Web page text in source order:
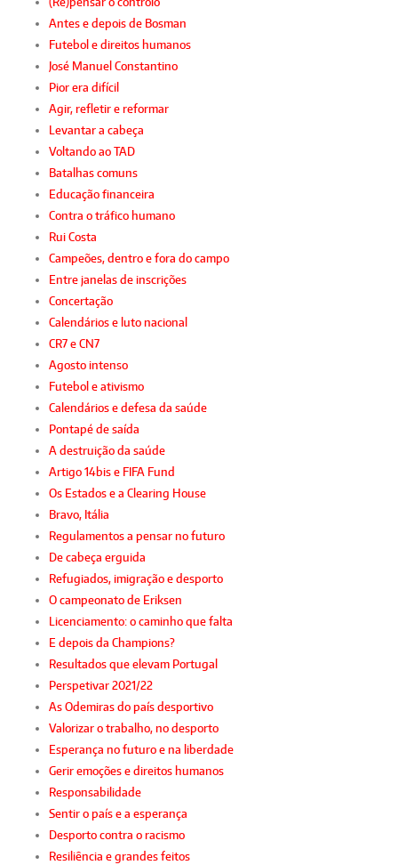
Antes e depois de Bosman
Futebol e direitos humanos
José Manuel Constantino
Pior era difícil
Agir, refletir e reformar
Levantar a cabeça
Voltando ao TAD
Batalhas comuns
Educação financeira
Contra o tráfico humano
Rui Costa
Campeões, dentro e fora do campo
Entre janelas de inscrições
Concertação
Calendários e luto nacional
CR7 e CN7
Agosto intenso
Futebol e ativismo
Calendários e defesa da saúde
Pontapé de saída
A destruição da saúde
Artigo 14bis e FIFA Fund
Os Estados e a Clearing House
Bravo, Itália
Regulamentos a pensar no futuro
De cabeça erguida
Refugiados, imigração e desporto
O campeonato de Eriksen
Licenciamento: o caminho que falta
E depois da Champions?
Resultados que elevam Portugal
Perspetivar 2021/22
As Odemiras do país desportivo
Valorizar o trabalho, no desporto
Esperança no futuro e na liberdade
Gerir emoções e direitos humanos
Responsabilidade
Sentir o país e a esperança
Desporto contra o racismo
Resiliência e grandes feitos